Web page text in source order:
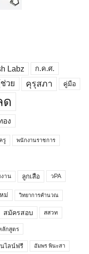
Labz ก.ค.ศ.
วย คุรุสภา คู่มือ
ด
อง
รู พนักงานราชการ
งาน ลูกเสือ วPA
ม่ วิทยาการคำนวณ
สมัครสอบ สสวท
ลักสูตร
ไลน์ฟรี อัมพร พินะสา